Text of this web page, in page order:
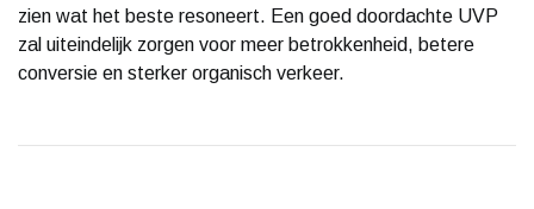
zien wat het beste resoneert. Een goed doordachte UVP
zal uiteindelijk zorgen voor meer betrokkenheid, betere
conversie en sterker organisch verkeer.